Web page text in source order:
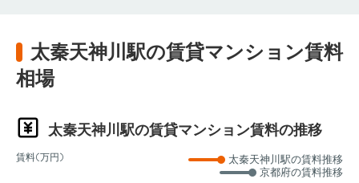
太秦天神川駅の賃貸マンション賃料
相場
太秦天神川駅の賃貸マンション賃料の推移
賃料(万円)
太秦天神川駅の賃料推移
京都府の賃料推移